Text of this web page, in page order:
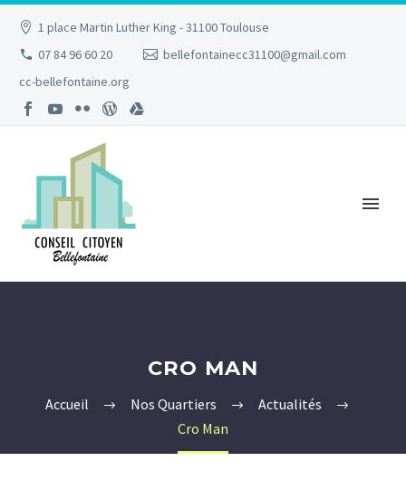
1 place Martin Luther King - 31100 Toulouse
07 84 96 60 20
bellefontainecc31100@gmail.com
cc-bellefontaine.org
CRO MAN
Accueil Nos Quartiers
Actualités
Cro Man